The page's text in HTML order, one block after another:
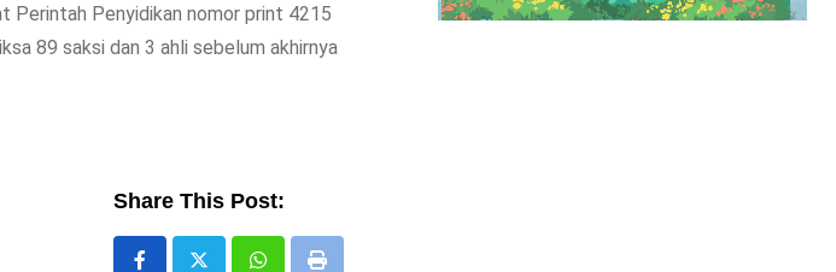
Perintah Penyidikan nomor print 4215
89 saksi dan 3 ahli sebelum akhirnya
Share This Post: